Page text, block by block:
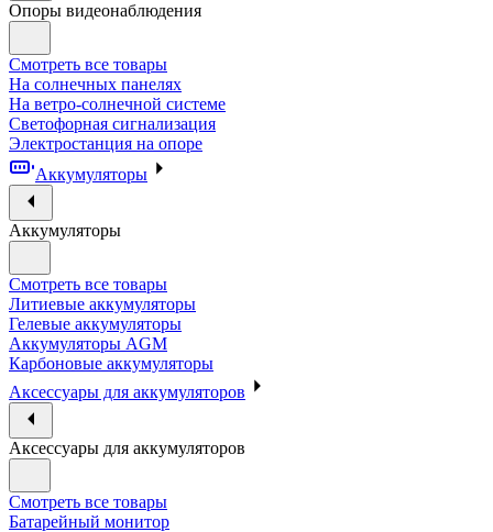
Опоры видеонаблюдения
Смотреть все товары
На солнечных панелях
На ветро-солнечной системе
Светофорная сигнализация
Электростанция на опоре
Аккумуляторы
Аккумуляторы
Смотреть все товары
Литиевые аккумуляторы
Гелевые аккумуляторы
Аккумуляторы AGM
Карбоновые аккумуляторы
Аксессуары для аккумуляторов
Аксессуары для аккумуляторов
Смотреть все товары
Батарейный монитор